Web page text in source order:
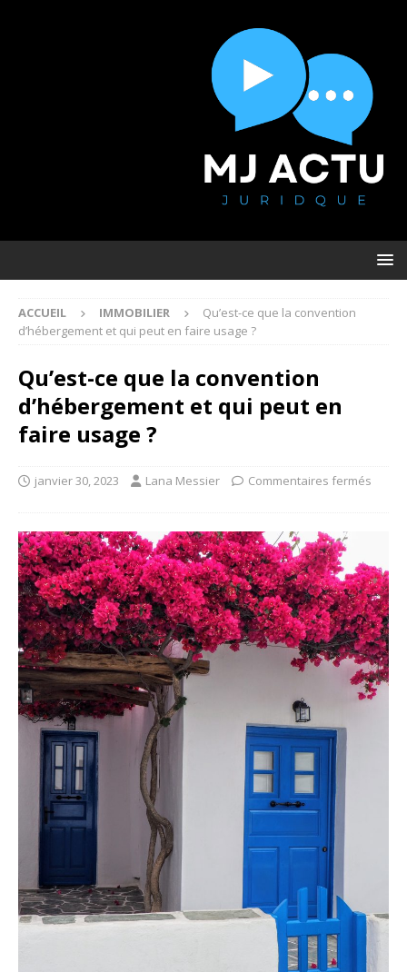
ACCUEIL IMMOBILIER
Qu’est-ce que la convention
d’hébergement et qui peut en faire usage ?
Qu’est-ce que la convention
d’hébergement et qui peut en
faire usage ?
janvier 30, 2023 Lana Messier Commentaires fermés